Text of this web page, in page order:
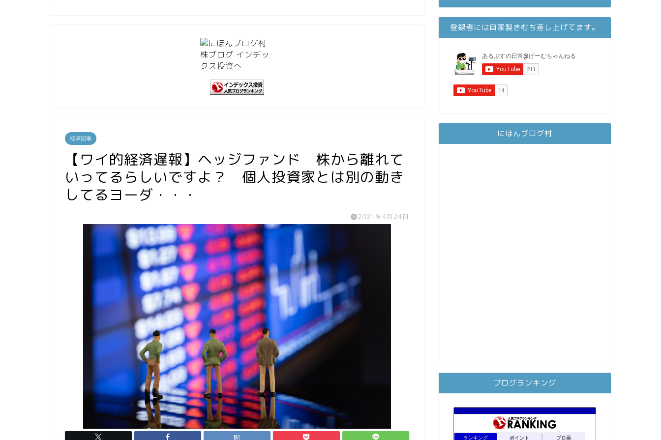
経済記事
【ワイ的経済遅報】ヘッジファンド 株から離れて
いってるらしいですよ？ 個人投資家とは別の動き
してるヨーダ・・・
2021年4月24日
登録者には自家製きむち差し上げてます。
にほんブログ村
ブログランキング
ランキング ポイント ブロ画